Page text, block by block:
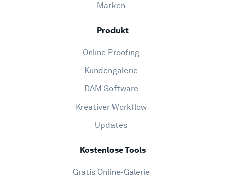
Marken
Produkt
Online Proofing
Kundengalerie
DAM Software
Kreativer Workflow
Updates
Kostenlose Tools
Gratis Online-Galerie